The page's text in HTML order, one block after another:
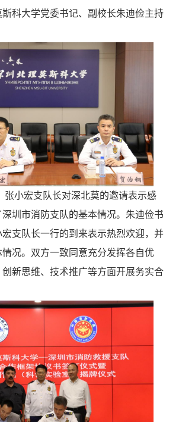
科大学党委书记、副校长朱迪俭主持
张小宏支队长对深北莫的邀请表示感
圳市消防支队的基本情况。朱迪俭书
支队长一行的到来表示热烈欢迎，并
况。双方一致同意充分发挥各自优
新思维、技术推广等方面开展务实合